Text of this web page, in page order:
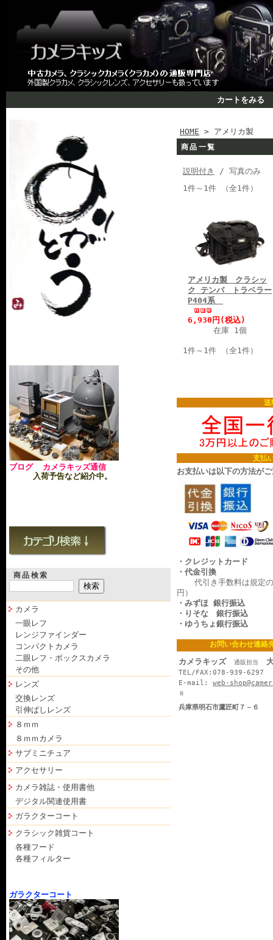
カートをみる
ブログ カメラキッズ通信
入荷予告など紹介中。
商品検索
カメラ
一眼レフ
レンジファインダー
コンパクトカメラ
二眼レフ・ボックスカメラ
その他
レンズ
交換レンズ
引伸ばしレンズ
８ｍｍ
８ｍｍカメラ
サブミニチュア
アクセサリー
カメラ雑誌・使用書他
デジタル関連使用書
ガラクターコート
クラシック雑貨コート
各種フード
各種フィルター
ガラクターコート
HOME > アメリカ製
商品一覧
説明付き
/ 写真のみ
1件～1件 （全1件）
アメリカ製 クラシッ
ク テンバ トラベラー
P404系
6,930円(税込)
在庫 1個
1件～1件 （全1件）
送
支払
お支払いは以下の方法が
・クレジットカード
・代金引換
代引き手数料は規定の
円）
・みずほ 銀行振込
・りそな 銀行振込
・ゆうちょ銀行振込
お問い合わせ連絡
カメラキッズ 通販担当
TEL/FAX:078-939-6297
E-mail: web-
８
兵庫県明石市鷹匠町７－６